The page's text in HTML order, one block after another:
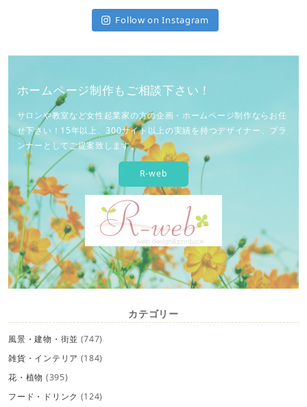
Follow on Instagram
ホームページ制作もご相談下さい！
サロンや教室など女性起業家の方の企画・ホームページ制作ならお任
せ下さい！15年以上、300サイト以上の実績を持つデザイナー、プラ
ンナーとしてご提案致します。
R-web
カテゴリー
風景・建物・街並 (747)
雑貨・インテリア (184)
花・植物 (395)
フード・ドリンク (124)